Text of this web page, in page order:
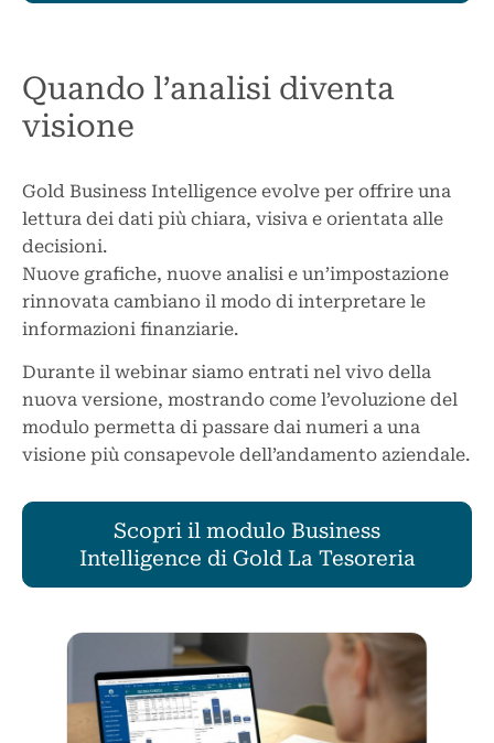
Quando l’analisi diventa
visione
Gold Business Intelligence evolve per offrire una
lettura dei dati più chiara, visiva e orientata alle
decisioni.
Nuove grafiche, nuove analisi e un’impostazione
rinnovata cambiano il modo di interpretare le
informazioni finanziarie.
Durante il webinar siamo entrati nel vivo della
nuova versione, mostrando come l’evoluzione del
modulo permetta di passare dai numeri a una
visione più consapevole dell’andamento aziendale.
Scopri il modulo Business
Intelligence di Gold La Tesoreria